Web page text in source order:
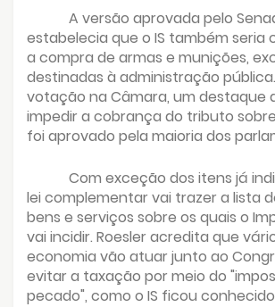
A versão aprovada pelo
estabelecia que o IS também seria
a compra de armas e munições,
destinadas à administração
votação na Câmara, um destaque
impedir a cobrança do tributo
foi aprovado pela maioria dos
Com exceção dos itens já
lei complementar vai trazer a lista
bens e serviços sobre os quais o
vai incidir. Roesler acredita que
economia vão atuar junto ao
evitar a taxação por meio do
pecado", como o IS ficou